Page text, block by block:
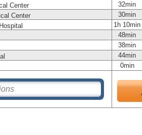
Center
32min
Center
30min
1h 10min
48min
38min
44min
0min